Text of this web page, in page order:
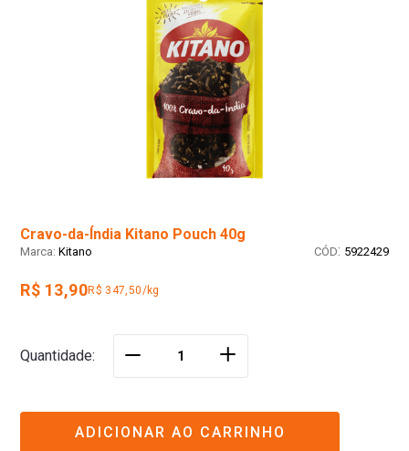
Cravo-da-Índia Kitano Pouch 40g
Kitano : 5922429
R$ 13,90R$ 347,50/kg
Quantidade ＋
ADICIONAR AO CARRINHO